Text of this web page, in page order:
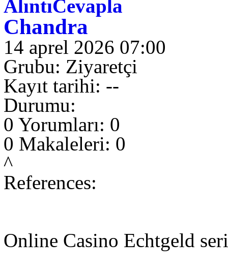
AlıntıCevapla
Chandra
14 aprel 2026 07:00
Grubu: Ziyaretçi
Kayıt tarihi: --
Durumu:
0 Yorumları: 0
0 Makaleleri: 0
^
References:
Online Casino Echtgeld